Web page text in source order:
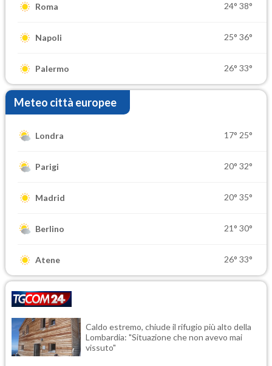
Roma 24° 38°
Napoli 25° 36°
Palermo 26° 33°
Meteo città europee
Londra 17° 25°
Parigi 20° 32°
Madrid 20° 35°
Berlino 21° 30°
Atene 26° 33°
Caldo estremo, chiude il rifugio più alto della
Lombardia: "Situazione che non avevo mai
vissuto"